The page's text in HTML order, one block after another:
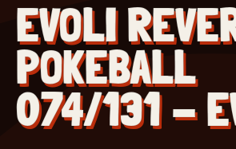
EVOLI
POKEBALL
074/131 -